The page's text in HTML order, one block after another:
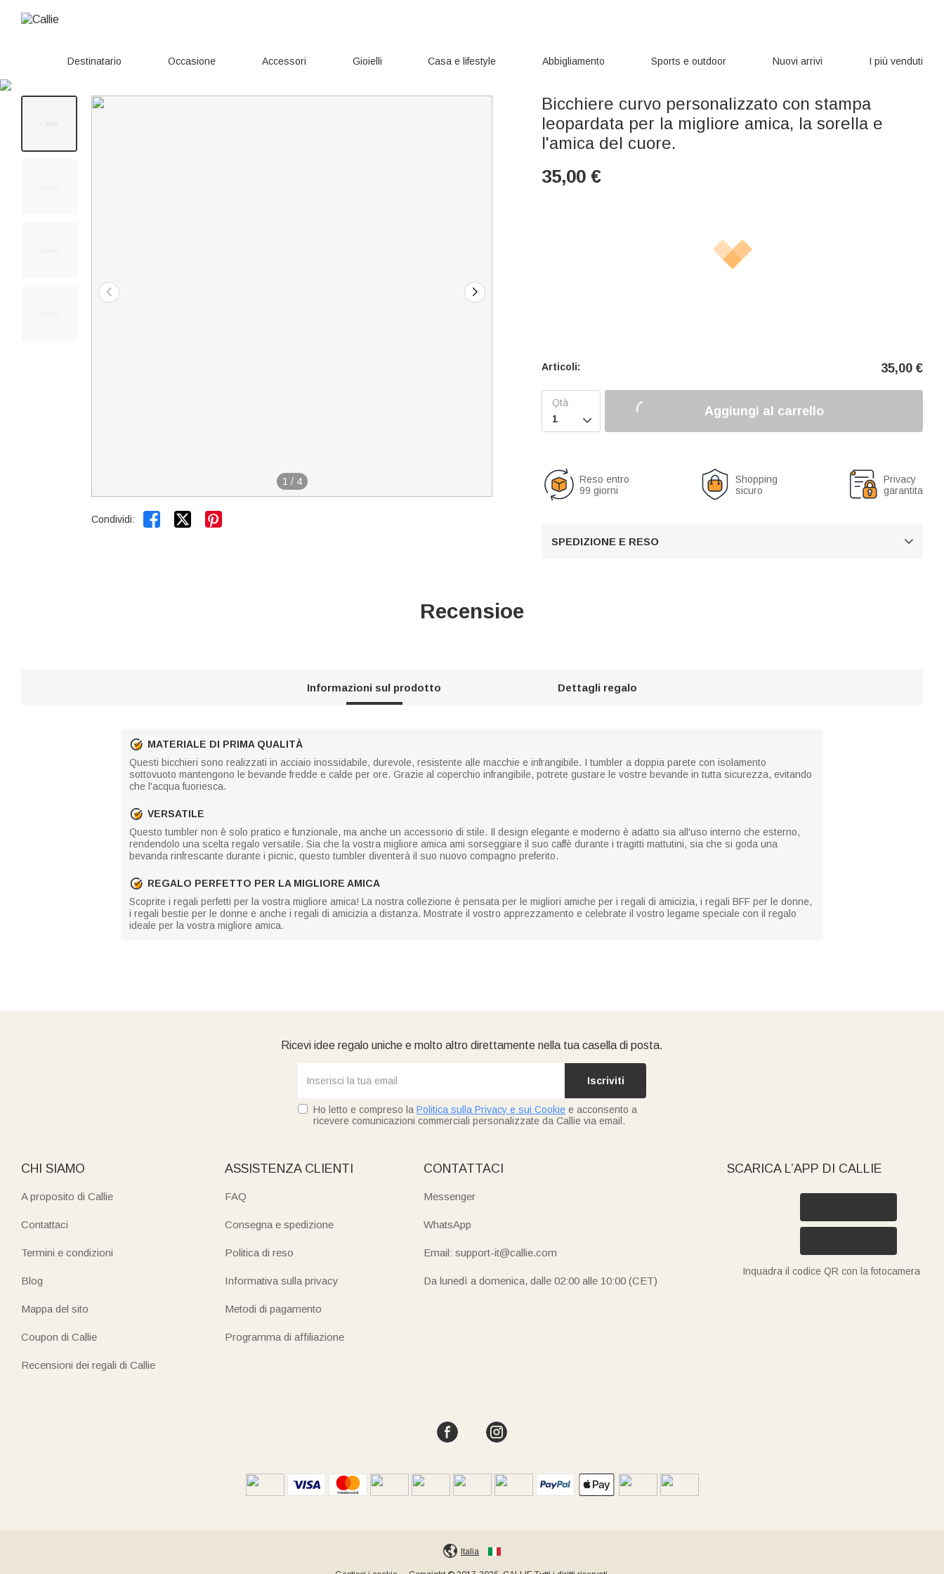
Destinatario Occasione Accessori Gioielli Casa e lifestyle Abbigliamento Sports e outdoor Nuovi arrivi I più venduti
1 / 4
Condividi:  
Bicchiere curvo personalizzato con stampa
leopardata per la migliore amica, la sorella e
l'amica del cuore.
35,00 €
Articoli: 35,00 €

Aggiungi al carrello
Reso entro
99 giorni
Shopping
sicuro
Privacy
garantita
SPEDIZIONE E RESO 
Recensioe
Informazioni sul prodotto Dettagli regalo
MATERIALE DI PRIMA QUALITÀ
Questi bicchieri sono realizzati in acciaio inossidabile, durevole, resistente alle macchie e infrangibile. I tumbler a doppia parete con isolamento
sottovuoto mantengono le bevande fredde e calde per ore. Grazie al coperchio infrangibile, potrete gustare le vostre bevande in tutta sicurezza, evitando
che l'acqua fuoriesca.
VERSATILE
Questo tumbler non è solo pratico e funzionale, ma anche un accessorio di stile. Il design elegante e moderno è adatto sia all'uso interno che esterno,
rendendolo una scelta regalo versatile. Sia che la vostra migliore amica ami sorseggiare il suo caffè durante i tragitti mattutini, sia che si goda una
bevanda rinfrescante durante i picnic, questo tumbler diventerà il suo nuovo compagno preferito.
REGALO PERFETTO PER LA MIGLIORE AMICA
Scoprite i regali perfetti per la vostra migliore amica! La nostra collezione è pensata per le migliori amiche per i regali di amicizia, i regali BFF per le donne,
i regali bestie per le donne e anche i regali di amicizia a distanza. Mostrate il vostro apprezzamento e celebrate il vostro legame speciale con il regalo
ideale per la vostra migliore amica.
Ricevi idee regalo uniche e molto altro direttamente nella tua casella di posta.
Iscriviti
Ho letto e compreso la Politica sulla Privacy e sui Cookie e acconsento a
ricevere comunicazioni commerciali personalizzate da Callie via email.
CHI SIAMO
A proposito di Callie
Contattaci
Termini e condizioni
Blog
Mappa del sito
Coupon di Callie
Recensioni dei regali di Callie
ASSISTENZA CLIENTI
FAQ
Consegna e spedizione
Politica di reso
Informativa sulla privacy
Metodi di pagamento
Programma di affiliazione
CONTATTACI
Messenger
WhatsApp
Email: support-it@callie.com
Da lunedì a domenica, dalle 02:00 alle 10:00 (CET)
SCARICA L’APP DI CALLIE
Inquadra il codice QR con la fotocamera
Italia